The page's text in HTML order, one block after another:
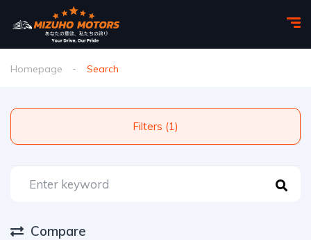
Homepage Search
Filters (1)
Compare